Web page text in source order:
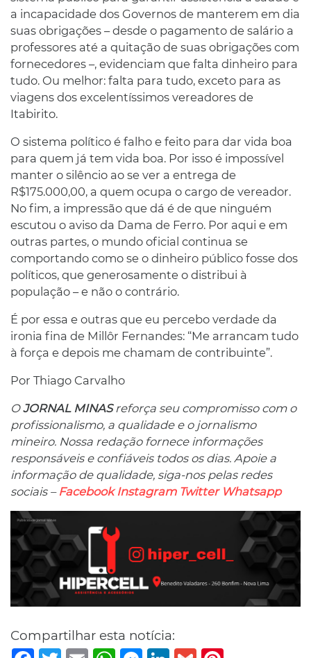
a incapacidade dos Governos de manterem em dia
suas obrigações – desde o pagamento de salário a
professores até a quitação de suas obrigações com
fornecedores –, evidenciam que falta dinheiro para
tudo. Ou melhor: falta para tudo, exceto para as
viagens dos excelentíssimos vereadores de
Itabirito.
O sistema político é falho e feito para dar vida boa
para quem já tem vida boa. Por isso é impossível
manter o silêncio ao se ver a entrega de
R$175.000,00, a quem ocupa o cargo de vereador.
No fim, a impressão que dá é de que ninguém
escutou o aviso da Dama de Ferro. Por aqui e em
outras partes, o mundo oficial continua se
comportando como se o dinheiro público fosse dos
políticos, que generosamente o distribui à
população – e não o contrário.
É por essa e outras que eu percebo verdade da
ironia fina de Millôr Fernandes: “Me arrancam tudo
à força e depois me chamam de contribuinte”.
Por Thiago Carvalho
OJORNAL MINASreforça seu compromisso com o
profissionalismo, a qualidade e o jornalismo
mineiro. Nossa redação fornece informações
responsáveis ​​e confiáveis ​​todos os dias. Apoie a
informação de qualidade, siga-nos pelas redes
sociais – Facebook Instagram Twitter Whatsapp
Compartilhar esta notícia:
Facebook
TwitterEmail WhatsAppMessenger
LinkedIn
Gmail